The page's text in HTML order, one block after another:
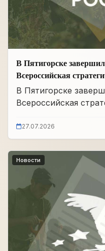
В Пятигорске
Всероссийская
В Пятигорске
Всероссийская
27.07.2026
Новости